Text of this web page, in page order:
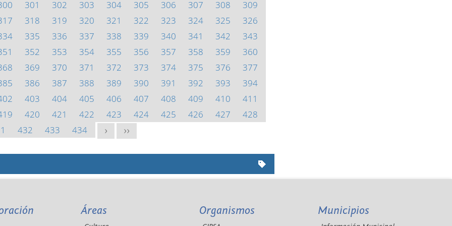
301 302 303 304 305 306 307 308
309
318 319 320 321 322 323 324 325
326
335 336 337 338 339 340 341 342
343
352 353 354 355 356 357 358 359
360
369 370 371 372 373 374 375 376
377
386 387 388 389 390 391 392 393
394
403 404 405 406 407 408 409 410
411
420 421 422 423 424 425 426 427
428
432 433 434 > >>
Áreas Organismos Municipios